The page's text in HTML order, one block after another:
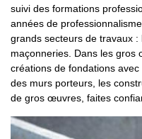
suivi des formations
années de
grands secteurs de travaux
maçonneries. Dans les
créations de fondations
des murs porteurs, les
de gros œuvres, faites